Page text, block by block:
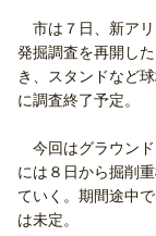
市は７日、新アリ
発掘調査を再開し
き、スタンドなど
に調査終了予定。
今回はグラウンド
には８日から掘削
ていく。期間途中
は未定。